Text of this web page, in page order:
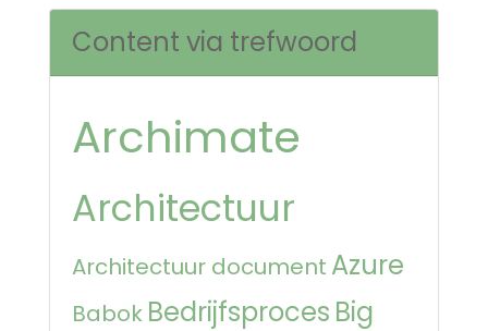
Content via trefwoord
Archimate
Architectuur
Architectuur document Azure
Babok Bedrijfsproces Big